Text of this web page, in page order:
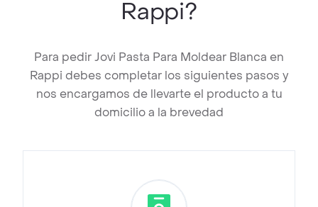
Rappi?
Para pedir Jovi Pasta Para Moldear Blanca en
Rappi debes completar los siguientes pasos y
nos encargamos de llevarte el producto a tu
domicilio a la brevedad